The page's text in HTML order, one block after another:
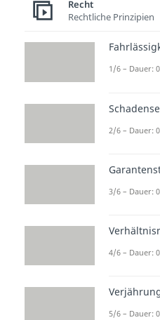
in Form
VStGB)
nach dem
In diesem
keine
verhängt
Recht
Rechtliche Prinzipien
1/6 – Dauer:
2/6 – Dauer:
3/6 – Dauer:
4/6 – Dauer:
5/6 – Dauer: